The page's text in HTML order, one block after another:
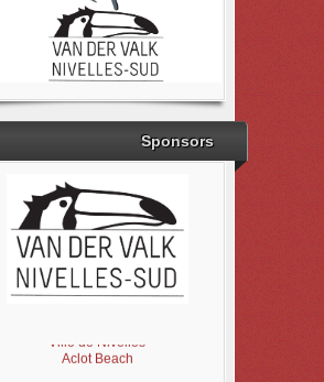
Sponsors
Aclot Beach